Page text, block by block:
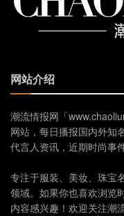
网站介绍
潮流情报网「
网站，每日播报国内外知
代言人资讯，近期时尚事
专注于服装、美妆、珠宝
领域。如果你也喜欢浏览
内容感兴趣！欢迎关注潮